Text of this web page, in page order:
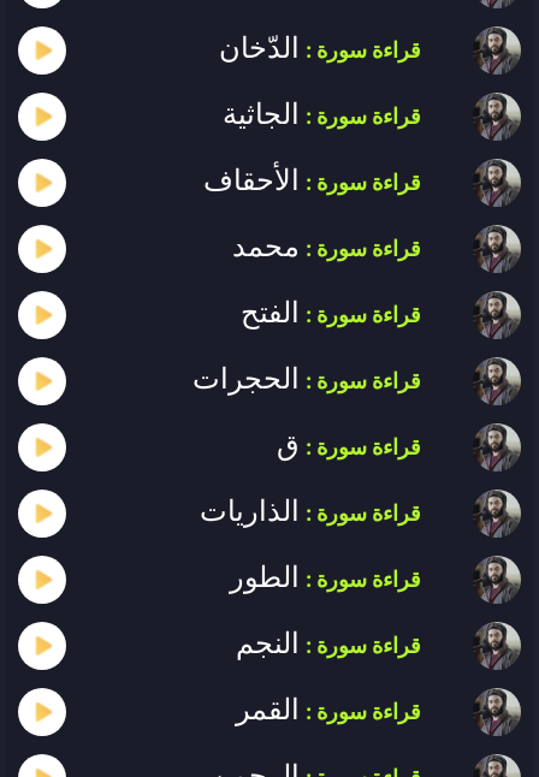
قراءة سورة : الدّخان
قراءة سورة : الجاثية
قراءة سورة : الأحقاف
قراءة سورة : محمد
قراءة سورة : الفتح
قراءة سورة : الحجرات
قراءة سورة : ق
قراءة سورة : الذاريات
قراءة سورة : الطور
قراءة سورة : النجم
قراءة سورة : القمر